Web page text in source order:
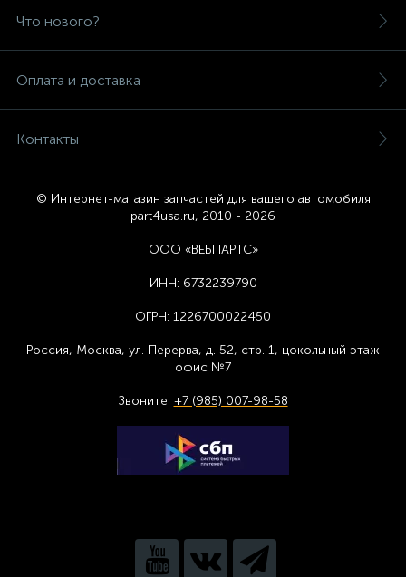
Что нового?
Оплата и доставка
Контакты
© Интернет-магазин запчастей для вашего автомобиля
part4usa.ru, 2010 - 2026
ООО «ВЕБПАРТС»
ИНН: 6732239790
ОГРН: 1226700022450
Россия, Москва, ул. Перерва, д. 52, стр. 1, цокольный этаж
офис №7
Звоните: +7 (985) 007-98-58